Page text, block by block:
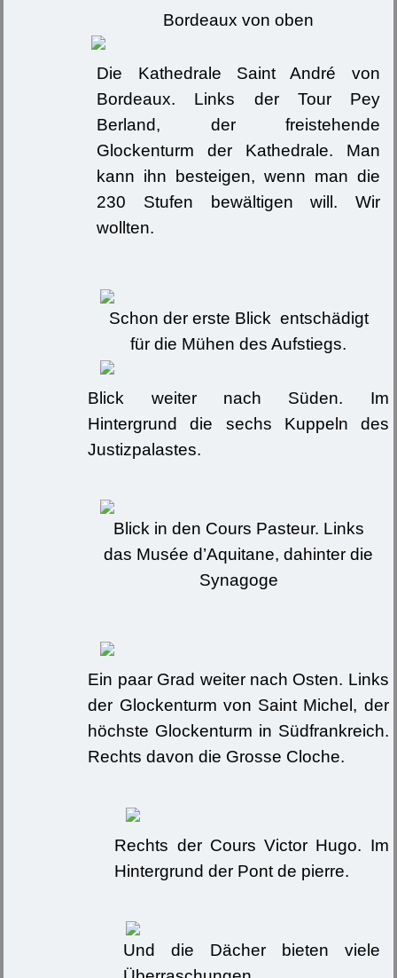
Bordeaux von oben
Die Kathedrale Saint André von
Bordeaux. Links der Tour Pey
Berland, der freistehende
Glockenturm der Kathedrale. Man
kann ihn besteigen, wenn man die
230 Stufen bewältigen will. Wir
wollten.
Schon der erste Blick entschädigt
für die Mühen des Aufstiegs.
Blick weiter nach Süden. Im
Hintergrund die sechs Kuppeln des
Justizpalastes.
Blick in den Cours Pasteur. Links
das Musée d’Aquitane, dahinter die
Synagoge
Ein paar Grad weiter nach Osten. Links
der Glockenturm von Saint Michel, der
höchste Glockenturm in Südfrankreich.
Rechts davon die Grosse Cloche.
Rechts der Cours Victor Hugo. Im
Hintergrund der Pont de pierre.
Und die Dächer bieten viele